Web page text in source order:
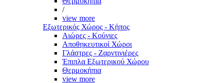
/
view more
Εξωτερικός Χώρος - Κήπος
Αιώρες - Κούνιες
Αποθηκευτικοί Χώροι
Γλάστρες - Ζαρντινιέρες
Έπιπλα Εξωτερικού Χώρου
Θερμοκήπια
view more